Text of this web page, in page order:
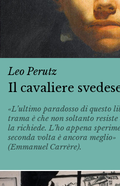
Leo Perutz
Il cavaliere
«L’ultimo paradosso di questo
trama è che non soltanto
la richiede. L’ho appena
seconda volta è ancora meglio»
(Emmanuel Carrère).